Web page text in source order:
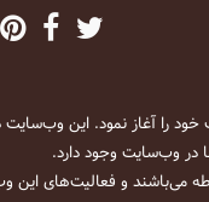
در وب‌سایت وجود دارد.
می‌باشند و فعالیت‌های این